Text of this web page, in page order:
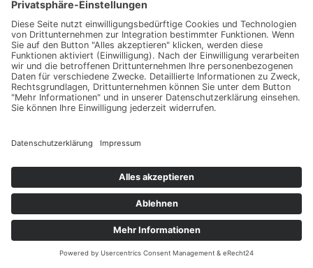
NEIPPERGER SAUVIGNON BLANC TROCKEN
Vegan
trocken